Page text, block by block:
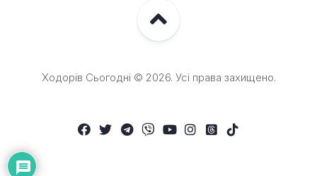
Ходорів Сьогодні © 2026. Усі права захищено.